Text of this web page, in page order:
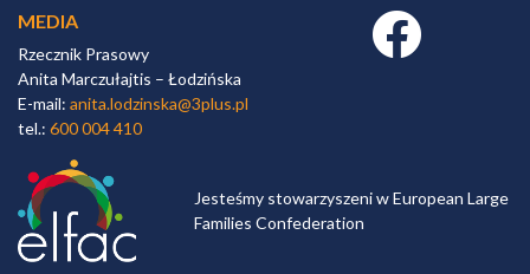
MEDIA
Rzecznik Prasowy
Anita Marczułajtis – Łodzińska
E-mail: anita.lodzinska@3plus.pl
tel.: 600 004 410
Facebook link
Jesteśmy stowarzyszeni w European Large
Families Confederation